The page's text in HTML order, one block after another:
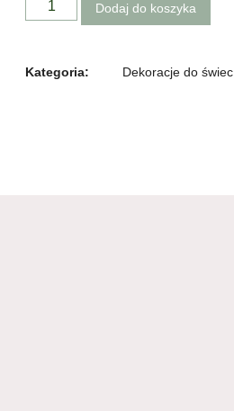
Dodaj do koszyka
Kategoria: Dekoracje do świec